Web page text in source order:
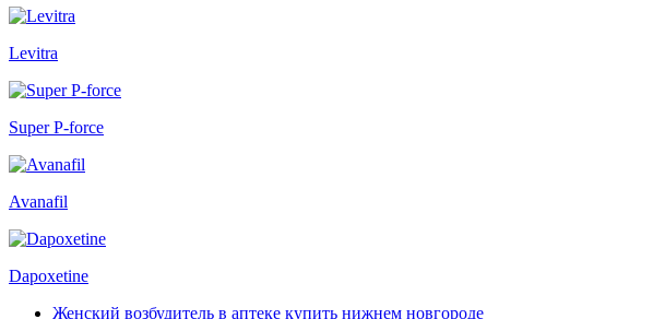
Levitra
Super P-force
Avanafil
Dapoxetine
Женский возбудитель в аптеке купить нижнем новгороде